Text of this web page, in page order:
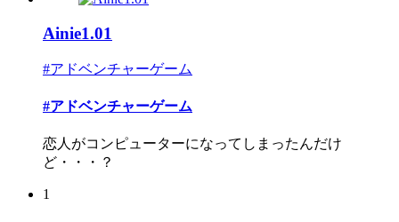
Ainie1.01
#アドベンチャーゲーム
#アドベンチャーゲーム
恋人がコンピューターになってしまったんだけ
ど・・・？
1